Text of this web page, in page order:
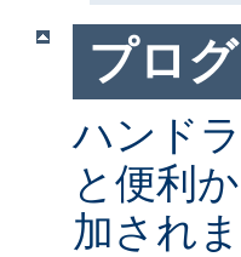
プロ
ハンド
と便利
加され